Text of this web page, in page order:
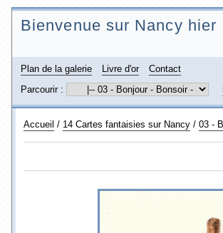
Bienvenue sur Nancy hier
Plan de la galerie Livre d'or
Contact
Parcourir :
Accueil / 14 Cartes fantaisies sur Nancy / 03 -